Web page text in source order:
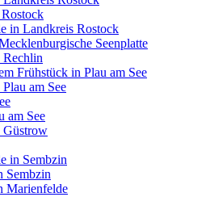
in Landkreis Rostock
Seenplatte
Rechlin
Frühstück in Plau am See
am See
am See
Güstrow
in Sembzin
Sembzin
Marienfelde